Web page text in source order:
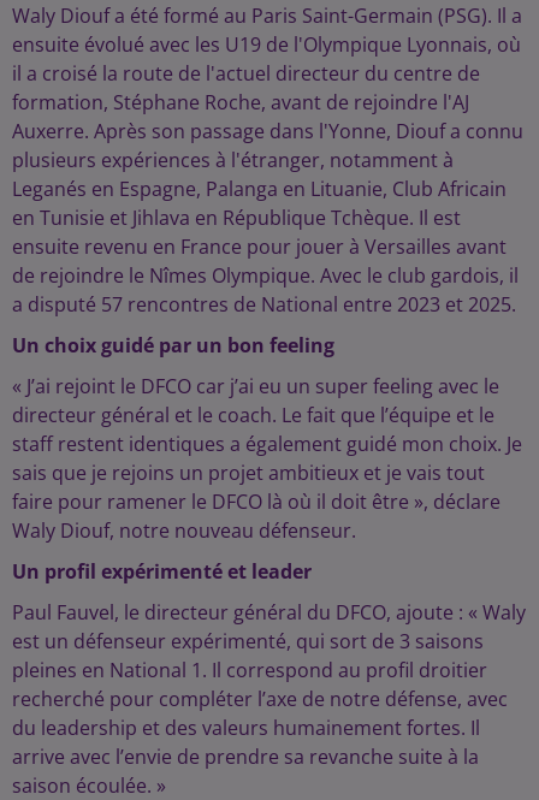
Waly Diouf a été formé au Paris Saint-Germain (PSG). Il a
ensuite évolué avec les U19 de l'Olympique Lyonnais, où
il a croisé la route de l'actuel directeur du centre de
formation, Stéphane Roche, avant de rejoindre l'AJ
Auxerre. Après son passage dans l'Yonne, Diouf a connu
plusieurs expériences à l'étranger, notamment à
Leganés en Espagne, Palanga en Lituanie, Club Africain
en Tunisie et Jihlava en République Tchèque. Il est
ensuite revenu en France pour jouer à Versailles avant
de rejoindre le Nîmes Olympique. Avec le club gardois, il
a disputé 57 rencontres de National entre 2023 et 2025.
Un choix guidé par un bon feeling
« J’ai rejoint le DFCO car j’ai eu un super feeling avec le
directeur général et le coach. Le fait que l’équipe et le
staff restent identiques a également guidé mon choix. Je
sais que je rejoins un projet ambitieux et je vais tout
faire pour ramener le DFCO là où il doit être », déclare
Waly Diouf, notre nouveau défenseur.
Un profil expérimenté et leader
Paul Fauvel, le directeur général du DFCO, ajoute : « Waly
est un défenseur expérimenté, qui sort de 3 saisons
pleines en National 1. Il correspond au profil droitier
recherché pour compléter l’axe de notre défense, avec
du leadership et des valeurs humainement fortes. Il
arrive avec l’envie de prendre sa revanche suite à la
saison écoulée. »